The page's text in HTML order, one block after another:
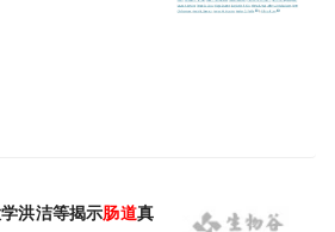
洪洁等揭示肠道真菌-细菌跨界互作调节